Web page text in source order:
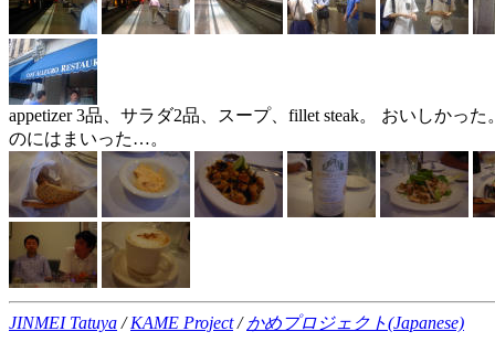
appetizer 3品、サラダ2品、スープ、fillet steak。 おいしかっ
のにはまいった…。
JINMEI Tatuya /KAME Project/ かめプロジェクト(Japanese)